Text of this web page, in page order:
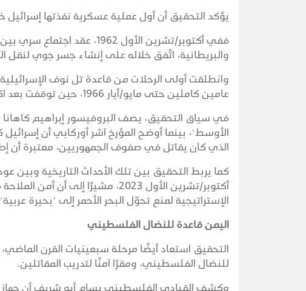
يؤكد التحقيق أن أول عملية عسكرية نفذتها إسرائيل
ففي أكتوبر/تشرين الأول
والبريطانية، اتُفق خلاله على إنشاء جسر جوي لنقل
عامين كاملين حتى مايو/أيار 1966، حين توقفت بعد اكتشاف القاهرة للعمليات واستعدادها لاعتراض الطائرات.
في سياق التحقيق، يصف البروفيسور إبراهيم
الأوسط"، بينما أوضح المؤرخ آشر أوركابي أن
الذي كان يقاتل في صفوف الجمهوريين، معتبرة أن
كما يربط التحقيق بين تلك الأحداث التاريخية وبين
أكتوبر/تشرين الأول 2023، مشيرًا
الإستراتيجية لمنع تحوّل البحر الأحمر إلى "بحيرة
اليمن قاعدة للنضال الفلسطيني
التحقيق استعاد أيضًا مرحلة سبعينيات القرن
للنضال الفلسطيني، ومقرًا آمنًا لتدريب المقاتلين.
وكشف القيادي الفلسطيني بسام أبو شريف أن جهاز